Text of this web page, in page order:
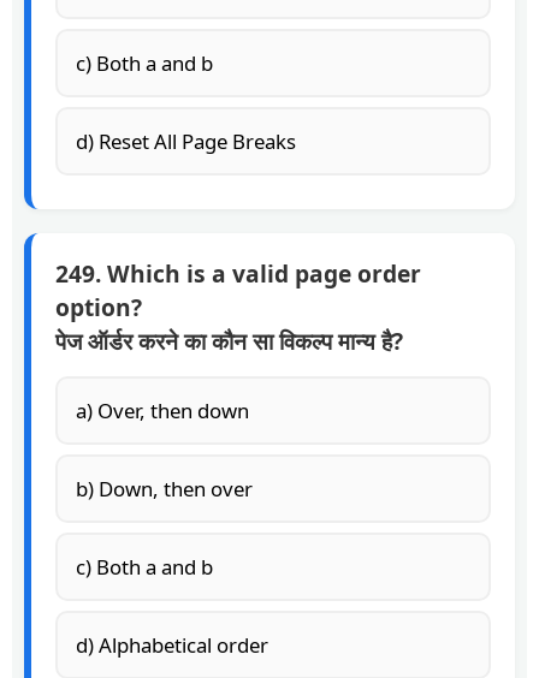
c) Both a and b
d) Reset All Page Breaks
249. Which is a valid page order
option?
पेज ऑर्डर करने का कौन सा विकल्प मान्य है?
a) Over, then down
b) Down, then over
c) Both a and b
d) Alphabetical order